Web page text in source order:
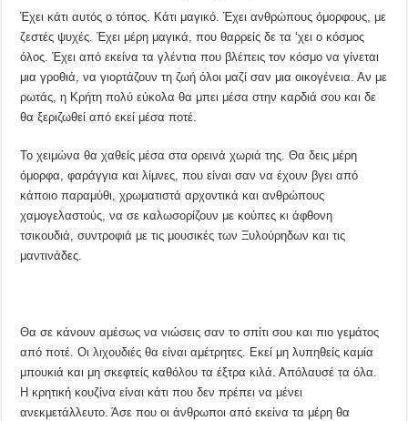
Έχει κάτι αυτός ο τόπος. Κάτι μαγικό. Έχει ανθρώπους όμορφους, με
ζεστές ψυχές. Έχει μέρη μαγικά, που θαρρείς δε τα ‘χει ο κόσμος
όλος. Έχει από εκείνα τα γλέντια που βλέπεις τον κόσμο να γίνεται
μια γροθιά, να γιορτάζουν τη ζωή όλοι μαζί σαν μια οικογένεια. Αν με
ρωτάς, η Κρήτη πολύ εύκολα θα μπει μέσα στην καρδιά σου και δε
θα ξεριζωθεί από εκεί μέσα ποτέ.
Το χειμώνα θα χαθείς μέσα στα ορεινά χωριά της. Θα δεις μέρη
όμορφα, φαράγγια και λίμνες, που είναι σαν να έχουν βγει από
κάποιο παραμύθι, χρωματιστά αρχοντικά και ανθρώπους
χαμογελαστούς, να σε καλωσορίζουν με κούπες κι άφθονη
τσικουδιά, συντροφιά με τις μουσικές των Ξυλούρηδων και τις
μαντινάδες.
Θα σε κάνουν αμέσως να νιώσεις σαν το σπίτι σου και πιο γεμάτος
από ποτέ. Οι λιχουδιές θα είναι αμέτρητες. Εκεί μη λυπηθείς καμία
μπουκιά και μη σκεφτείς καθόλου τα έξτρα κιλά. Απόλαυσέ τα όλα.
Η κρητική κουζίνα είναι κάτι που δεν πρέπει να μένει
ανεκμετάλλευτο. Άσε που οι άνθρωποι από εκείνα τα μέρη θα